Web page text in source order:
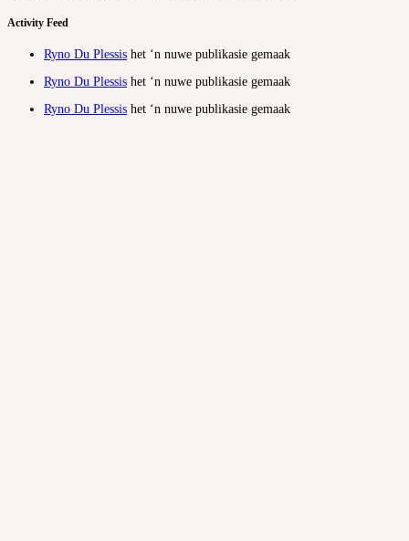
Activity Feed
Ryno Du Plessis het ‘n nuwe publikasie gemaak
Ryno Du Plessis het ‘n nuwe publikasie gemaak
Ryno Du Plessis het ‘n nuwe publikasie gemaak